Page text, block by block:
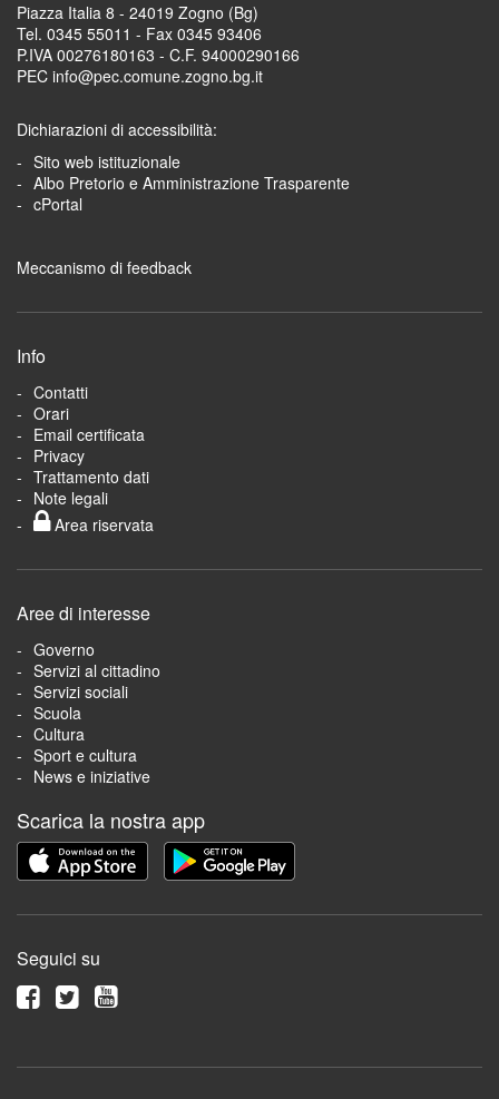
Piazza Italia 8 - 24019 Zogno (Bg)
Tel. 0345 55011 - Fax 0345 93406
P.IVA 00276180163 - C.F. 94000290166
PEC info@pec.comune.zogno.bg.it
Dichiarazioni di accessibilità:
Sito web istituzionale
Albo Pretorio e Amministrazione Trasparente
cPortal
Meccanismo di feedback
Info
Contatti
Orari
Email certificata
Privacy
Trattamento dati
Note legali
Area riservata
Aree di interesse
Governo
Servizi al cittadino
Servizi sociali
Scuola
Cultura
Sport e cultura
News e iniziative
Scarica la nostra app
Seguici su